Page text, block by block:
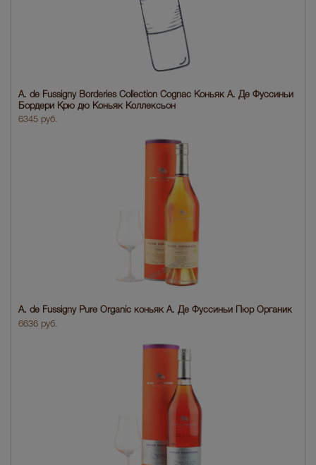
A. de Fussigny Borderies Collection Cognac Коньяк А. Де Фуссиньи
Бордери Крю дю Коньяк Коллексьон
6345 руб.
A. de Fussigny Pure Organic коньяк А. Де Фуссиньи Пюр Органик
6636 руб.